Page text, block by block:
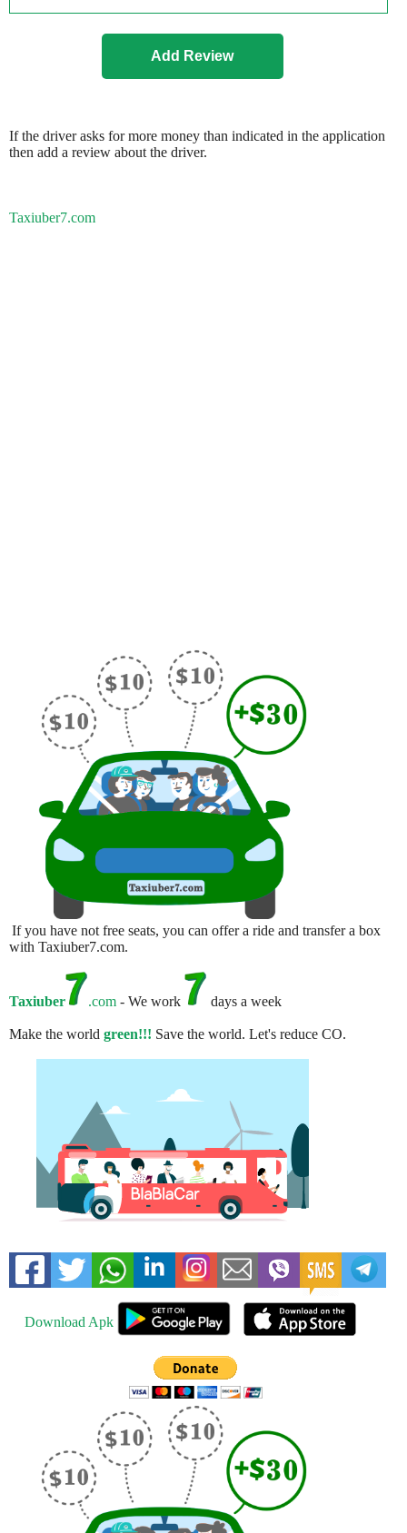
If the driver asks for more money than indicated in the application
then add a review about the driver.
Taxiuber7.com
If you have not free seats, you can offer a ride and transfer a box
with Taxiuber7.com.
Taxiuber .com - We work days a week
Make the world green!!! Save the world. Let's reduce CO.
Download Apk